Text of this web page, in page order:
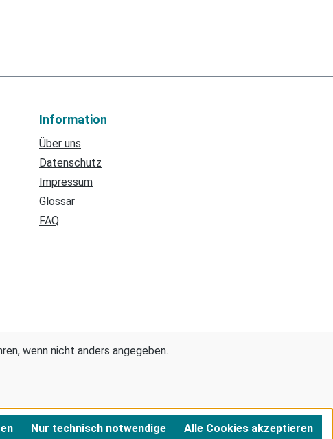
Information
Über uns
Datenschutz
Impressum
Glossar
FAQ
wenn nicht anders angegeben.
Nur technisch notwendige Alle Cookies akzeptieren